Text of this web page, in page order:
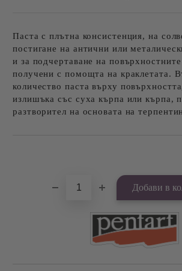
Паста с плътна консистенция, на
постигане на антични или
и за подчертаване на
получени с помощта на краклетата.
количество паста върху
излишъка със суха кърпа или кърпа,
разтворител на основата на